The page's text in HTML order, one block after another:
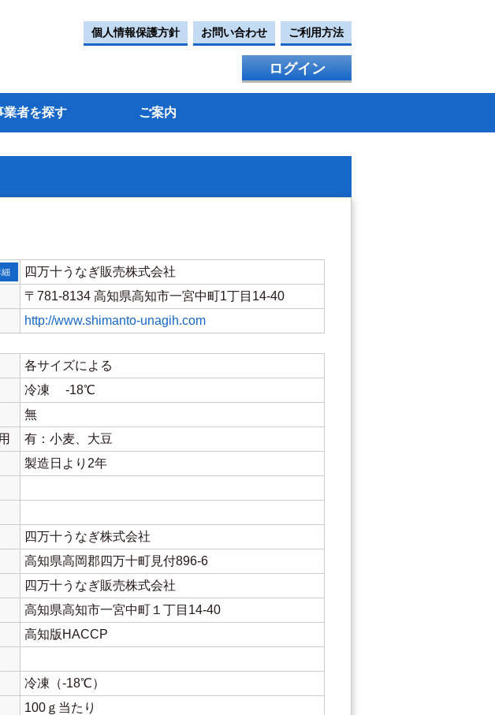
個人情報保護方針 お問い合わせ ご利用方法
ログイン
業者を探す ご案内
細
四万十うなぎ販売株式会社
〒781-8134 高知県高知市一宮中町1丁目14-40
http://www.shimanto-unagih.com
各サイズによる
冷凍 -18℃
無
有：小麦、大豆
製造日より2年
四万十うなぎ株式会社
高知県高岡郡四万十町見付896-6
四万十うなぎ販売株式会社
高知県高知市一宮中町１丁目14-40
高知版HACCP
冷凍（-18℃）
100ｇ当たり